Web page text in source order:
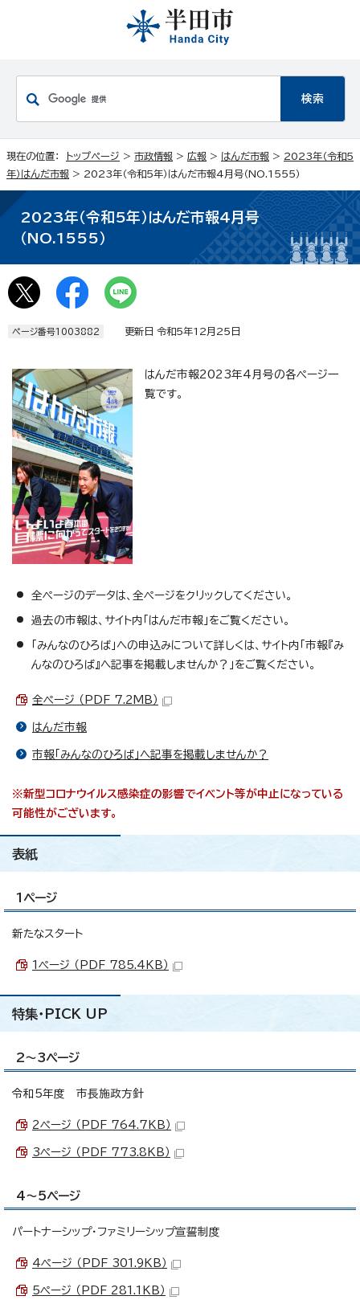
現在の位置： トップページ > 市政情報 > 広報 > はんだ市報 > 2023年（令和5
年）はんだ市報 > 2023年（令和5年）はんだ市報4月号（NO.1555）
2023年（令和5年）はんだ市報4月号
（NO.1555）
ページ番号1003882 更新日 令和5年12月25日
はんだ市報2023年4月号の各ページ一
覧です。
全ページのデータは、全ページをクリックしてください。
過去の市報は、サイト内「はんだ市報」をご覧ください。
「みんなのひろば」への申込みについて詳しくは、サイト内「市報『み
んなのひろば』へ記事を掲載しませんか？」をご覧ください。
全ページ （PDF 7.2MB）
はんだ市報
市報「みんなのひろば」へ記事を掲載しませんか？
※新型コロナウイルス感染症の影響でイベント等が中止になっている
可能性がございます。
表紙
1ページ
新たなスタート
1ページ （PDF 785.4KB）
特集・PICK UP
2～3ページ
令和5年度 市長施政方針
2ページ （PDF 764.7KB）
3ページ （PDF 773.8KB）
4～5ページ
パートナーシップ・ファミリーシップ宣誓制度
4ページ （PDF 301.9KB）
5ページ （PDF 281.1KB）